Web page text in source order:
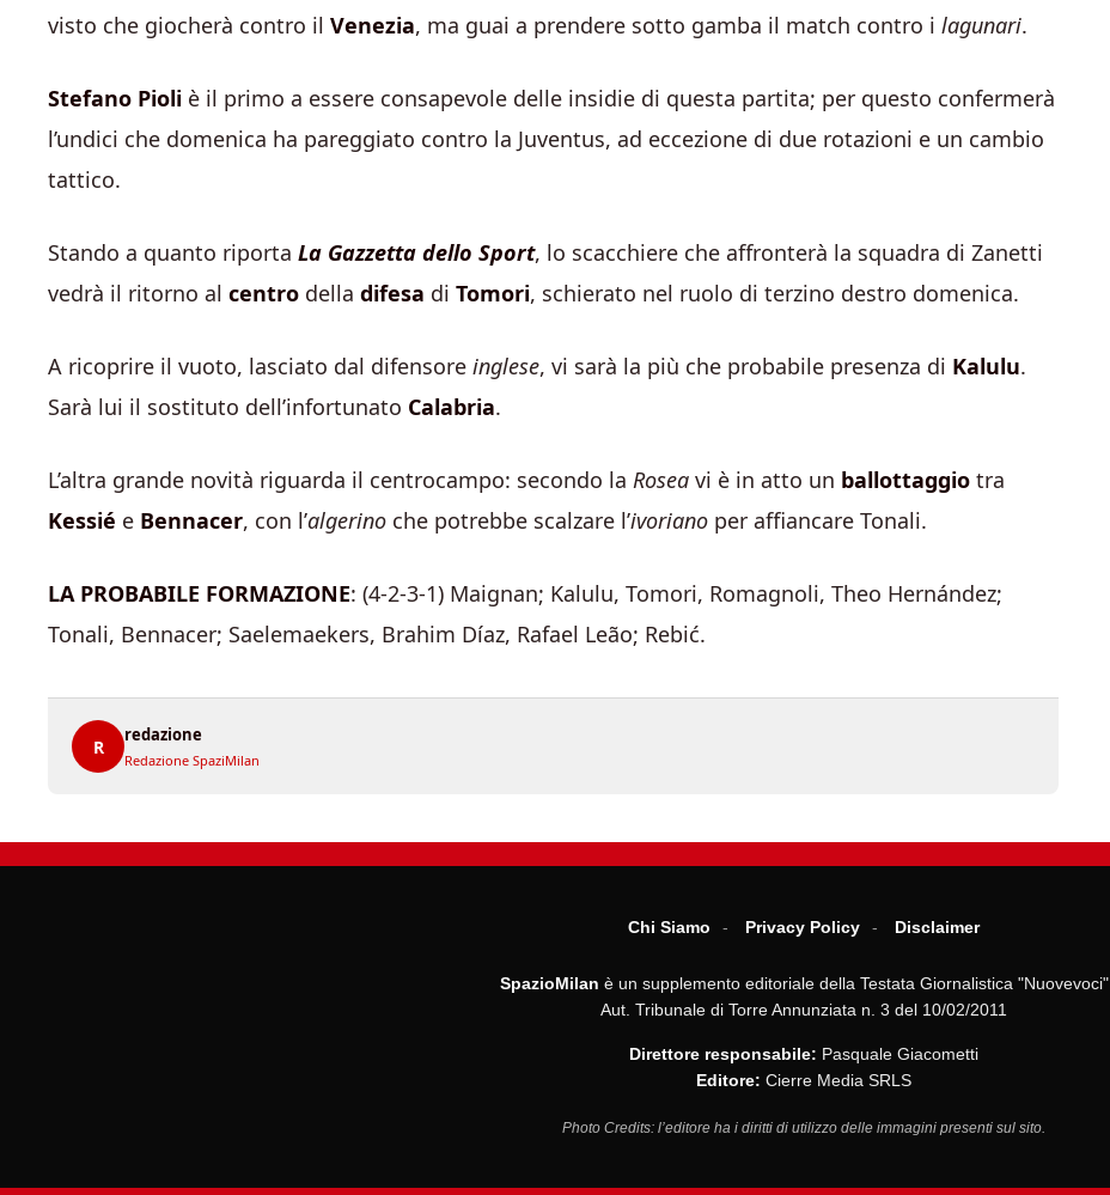
visto che giocherà contro il Venezia, ma guai a prendere sotto gamba il match contro i lagunari.
Stefano Pioli è il primo a essere consapevole delle insidie di questa partita; per questo confermerà
l’undici che domenica ha pareggiato contro la Juventus, ad eccezione di due rotazioni e un cambio
tattico.
Stando a quanto riporta La Gazzetta dello Sport, lo scacchiere che affronterà la squadra di Zanetti
vedrà il ritorno al centro della difesa di Tomori, schierato nel ruolo di terzino destro domenica.
A ricoprire il vuoto, lasciato dal difensore inglese, vi sarà la più che probabile presenza di Kalulu.
Sarà lui il sostituto dell’infortunato Calabria.
L’altra grande novità riguarda il centrocampo: secondo la Rosea vi è in atto un ballottaggio tra
Kessié e Bennacer, con l’algerino che potrebbe scalzare l’ivoriano per affiancare Tonali.
LA PROBABILE FORMAZIONE: (4-2-3-1) Maignan; Kalulu, Tomori, Romagnoli, Theo Hernández;
Tonali, Bennacer; Saelemaekers, Brahim Díaz, Rafael Leão; Rebić.
R
redazione
Redazione SpaziMilan
Chi Siamo Privacy Policy Disclaimer
SpazioMilan è un supplemento editoriale della Testata Giornalistica "Nuovevoci"
Aut. Tribunale di Torre Annunziata n. 3 del 10/02/2011
Direttore responsabile: Pasquale Giacometti
Editore: Cierre Media SRLS
Photo Credits: l’editore ha i diritti di utilizzo delle immagini presenti sul sito.